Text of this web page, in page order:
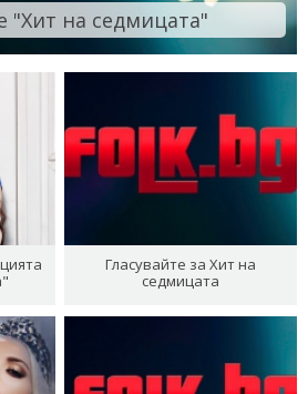
"Хит на седмицата"
Гласувайте за Хит на
седмицата